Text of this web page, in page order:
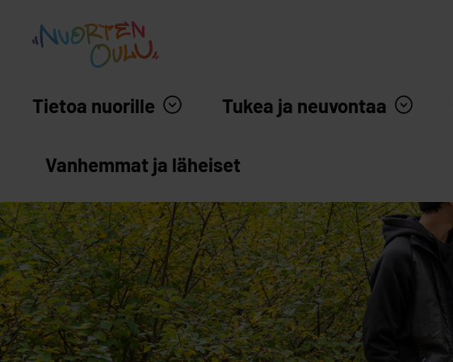
Nuortenoulu.fi etusivu
Tietoa nuorille Tukea ja neuvontaa
Vanhemmat ja läheiset